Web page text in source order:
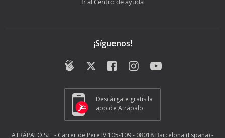
¡Síguenos!
Descárgate gratis la
app de Atrápalo
ATRÁPALO S.L. - Carrer de Pere IV 105-109 - 08018 Barcelona (España) -